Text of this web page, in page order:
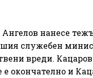
нанесе
служебен
вреди.
окончателно и